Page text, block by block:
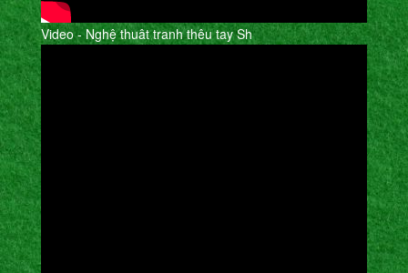
Video - Nghệ thuât tranh thêu tay Sh